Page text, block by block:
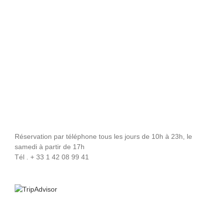
Réservation par téléphone tous les jours de 10h à 23h, le
samedi à partir de 17h
Tél . + 33 1 42 08 99 41